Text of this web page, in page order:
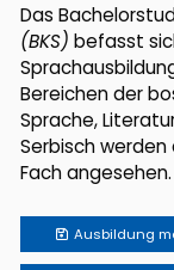
Das
(BKS) befasst
Bereichen der
Sprache,
Serbisch
Fach angesehen.
Ausbildung